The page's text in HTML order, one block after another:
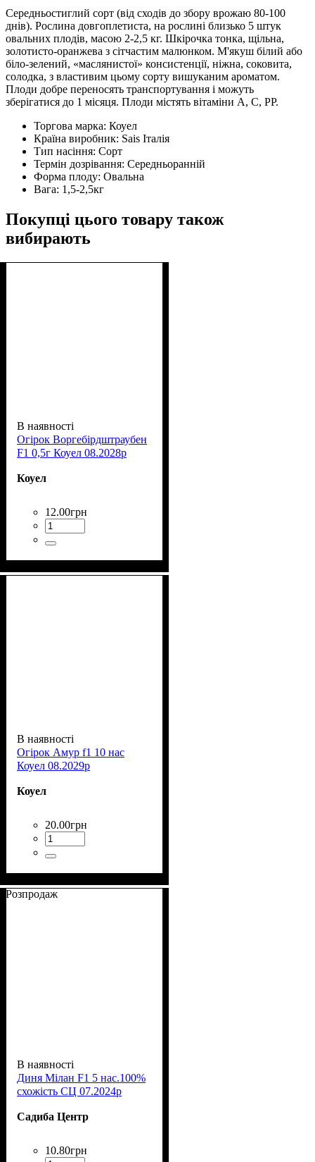
Середньостиглий сорт (від сходів до збору врожаю 80-100
днів). Рослина довгоплетиста, на рослині близько 5 штук
овальних плодів, масою 2-2,5 кг. Шкірочка тонка, щільна,
золотисто-оранжева з сітчастим малюнком. М'якуш білий або
біло-зелений, «маслянистої» консистенції, ніжна, соковита,
солодка, з властивим цьому сорту вишуканим ароматом.
Плоди добре переносять транспортування і можуть
зберігатися до 1 місяця. Плоди містять вітаміни А, С, РР.
Торгова марка: Коуел
Країна виробник: Sais Італія
Тип насіння: Сорт
Термін дозрівання: Середньоранній
Форма плоду: Овальна
Вага: 1,5-2,5кг
Покупці цього товару також
вибирають
В наявності
Огірок Воргебірдштраубен
F1 0,5г Коуел 08.2028р
Коуел
12.00грн
В наявності
Огірок Амур f1 10 нас
Коуел 08.2029р
Коуел
20.00грн
Розпродаж
В наявності
Диня Мілан F1 5 нас.100%
схожість СЦ 07.2024р
Садиба Центр
10.80грн